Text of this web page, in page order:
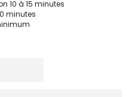
10 à 15 minutes
minutes